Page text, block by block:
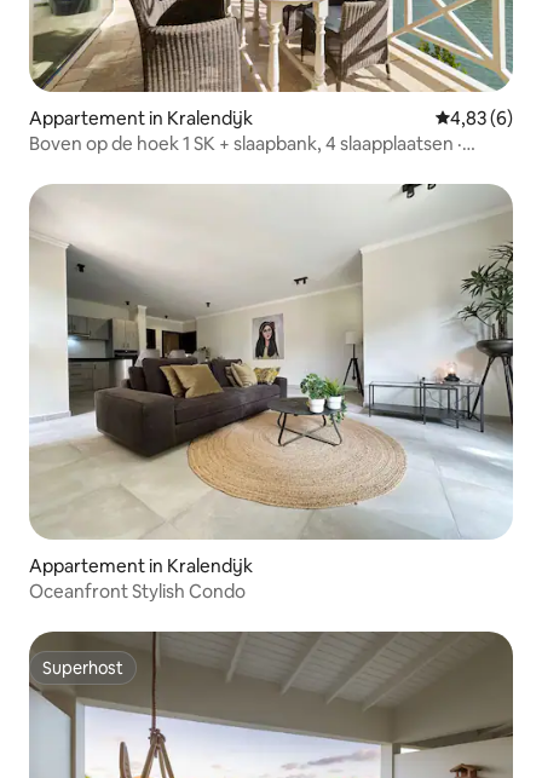
Appartement in Kralendijk Gemiddelde
4,83 (6)
Boven op de hoek 1 SK + slaapbank, 4 slaapplaatsen ·
Appartement in Kralendijk
Oceanfront Stylish Condo
Superhost
Superhost